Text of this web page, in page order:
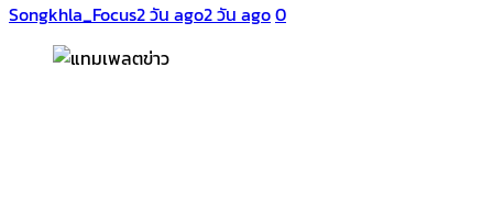
Songkhla_Focus2 วัน ago2 วัน ago0